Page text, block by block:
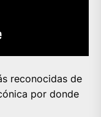
reconocidas de
por donde